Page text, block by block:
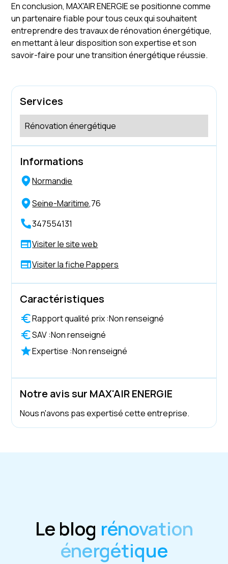
En conclusion, MAX'AIR ENERGIE se positionne comme
un partenaire fiable pour tous ceux qui souhaitent
entreprendre des travaux de rénovation énergétique,
en mettant à leur disposition son expertise et son
savoir-faire pour une transition énergétique réussie.
Services
Rénovation énergétique
Informations
Normandie
Seine-Maritime,76
347554131
Visiter le site web
Visiter la fiche Pappers
Caractéristiques
Rapport qualité prix :Non renseigné
SAV :Non renseigné
Expertise :Non renseigné
Notre avis sur MAX'AIR ENERGIE
Nous n'avons pas expertisé cette entreprise.
Le blog rénovation
énergétique